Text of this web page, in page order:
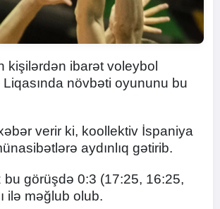
kişilərdən ibarət voleybol
növbəti oyununu bu
verir ki, koollektiv İspaniya
aydınlıq gətirib.
bu görüşdə 0:3 (17:25, 16:25,
ilə məğlub olub.